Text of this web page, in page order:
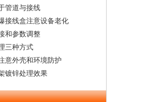
管道与接线
接线盒注意设备老化
和参数调整
三种方式
意外壳和环境防护
镀锌处理效果